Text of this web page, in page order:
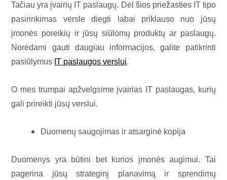
Tačiau yra įvairių IT paslaugų. Dėl šios priežasties IT tipo
pasirinkimas versle diegti labai priklauso nuo jūsų
įmonės poreikių ir jūsų siūlomų produktų ar paslaugų.
Norėdami gauti daugiau informacijos, galite patikrinti
pasiūlymus IT paslaugos verslui.
O mes trumpai apžvelgsime įvairias IT paslaugas, kurių
gali prireikti jūsų verslui.
Duomenų saugojimas ir atsarginė kopija
Duomenys yra būtini bet kurios įmonės augimui. Tai
pagerina jūsų strateginį planavimą ir sprendimų